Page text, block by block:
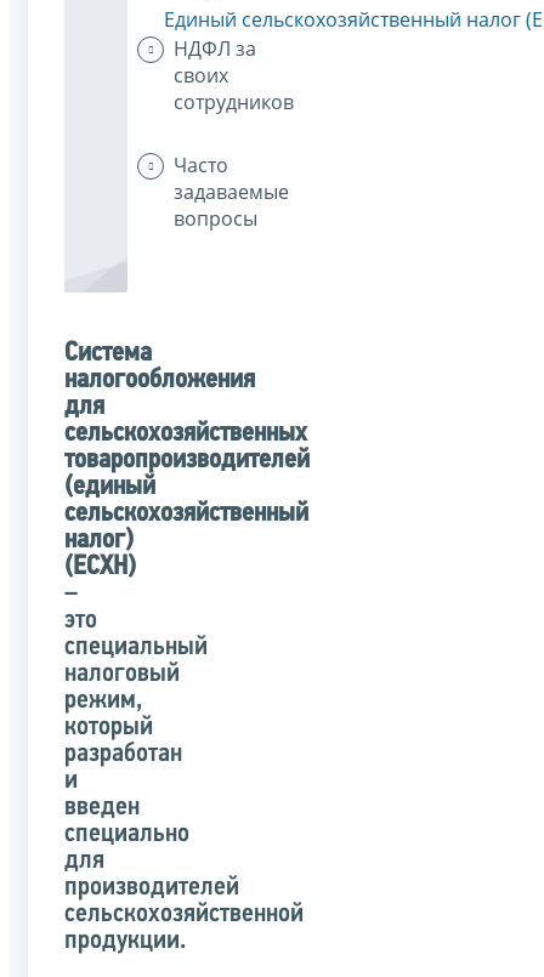
НДФЛ за
своих
сотрудников
Часто
задаваемые
вопросы
Система
налогообложения
для
сельскохозяйственных
товаропроизводителей
(единый
сельскохозяйственный
налог)
(ЕСХН)
–
это
специальный
налоговый
режим,
который
разработан
и
введен
специально
для
производителей
сельскохозяйственной
продукции.
Единый сельскохозяйственный налог